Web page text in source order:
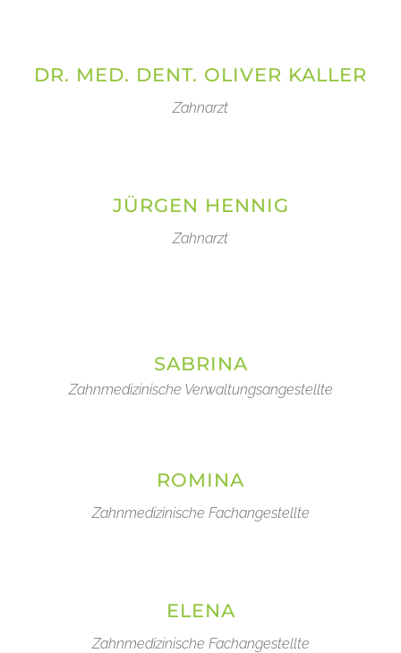
DR. MED. DENT. OLIVER KALLER
Zahnarzt
JÜRGEN HENNIG
Zahnarzt
SABRINA
Zahnmedizinische Verwaltungsangestellte
ROMINA
Zahnmedizinische Fachangestellte
ELENA
Zahnmedizinische Fachangestellte